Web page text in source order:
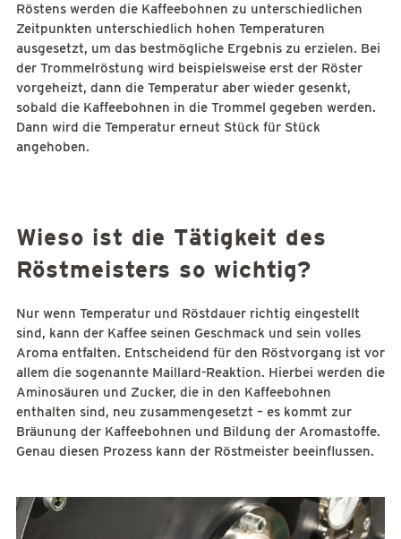
Röstens werden die Kaffeebohnen zu unterschiedlichen
Zeitpunkten unterschiedlich hohen Temperaturen
ausgesetzt, um das bestmögliche Ergebnis zu erzielen. Bei
der Trommelröstung wird beispielsweise erst der Röster
vorgeheizt, dann die Temperatur aber wieder gesenkt,
sobald die Kaffeebohnen in die Trommel gegeben werden.
Dann wird die Temperatur erneut Stück für Stück
angehoben.
Wieso ist die Tätigkeit des
Röstmeisters so wichtig?
Nur wenn Temperatur und Röstdauer richtig eingestellt
sind, kann der Kaffee seinen Geschmack und sein volles
Aroma entfalten. Entscheidend für den Röstvorgang ist vor
allem die sogenannte Maillard-Reaktion. Hierbei werden die
Aminosäuren und Zucker, die in den Kaffeebohnen
enthalten sind, neu zusammengesetzt – es kommt zur
Bräunung der Kaffeebohnen und Bildung der Aromastoffe.
Genau diesen Prozess kann der Röstmeister beeinflussen.